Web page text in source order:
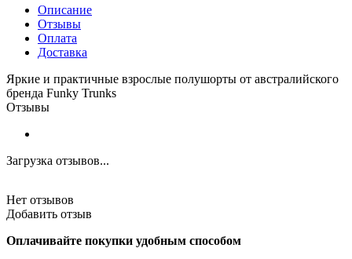
Описание
Отзывы
Оплата
Доставка
Яркие и практичные взрослые полушорты от австралийского
бренда Funky Trunks
Отзывы
Загрузка отзывов...
Нет отзывов
Добавить отзыв
Оплачивайте покупки удобным способом